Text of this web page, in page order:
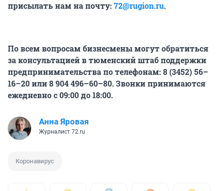
присылать нам на почту: 72@rugion.ru.
По всем вопросам бизнесмены могут обратиться
за консультацией в тюменский штаб поддержки
предпринимательства по телефонам: 8 (3452) 56–
16–20 или 8 904 496–60–80. Звонки принимаются
ежедневно с 09:00 до 18:00.
Анна Яровая
Журналист 72.ru
Коронавирус